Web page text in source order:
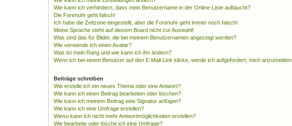
Wie kann ich verhindern, dass mein Benutzername in der Online-Liste auftaucht?
Die Forenuhr geht falsch!
Ich habe die Zeitzone eingestellt, aber die Forenuhr geht immer noch falsch!
Meine Sprache steht auf diesem Board nicht zur Auswahl!
Was sind das für Bilder, die bei meinem Benutzernamen angezeigt werden?
Wie verwende ich einen Avatar?
Was ist mein Rang und wie kann ich ihn ändern?
Wenn ich bei einem Benutzer auf den E-Mail-Link klicke, werde ich aufgefordert, mich anzumelden.
Beiträge schreiben
Wie erstelle ich ein neues Thema oder eine Antwort?
Wie kann ich einen Beitrag bearbeiten oder löschen?
Wie kann ich meinem Beitrag eine Signatur anfügen?
Wie kann ich eine Umfrage erstellen?
Wieso kann ich nicht mehr Antwortmöglichkeiten erstellen?
Wie bearbeite oder lösche ich eine Umfrage?